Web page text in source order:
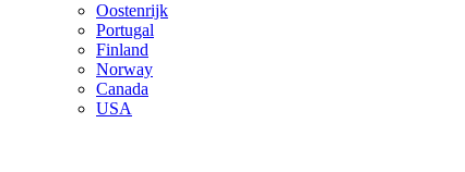
Oostenrijk
Portugal
Finland
Norway
Canada
USA